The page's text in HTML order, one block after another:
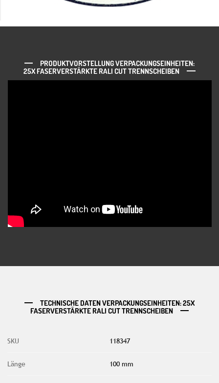
PRODUKTVORSTELLUNG VERPACKUNGSEINHEITEN:
25X FASERVERSTÄRKTE RALI CUT TRENNSCHEIBEN
TECHNISCHE DATEN VERPACKUNGSEINHEITEN: 25X
FASERVERSTÄRKTE RALI CUT TRENNSCHEIBEN
SKU 118347
Länge 100 mm